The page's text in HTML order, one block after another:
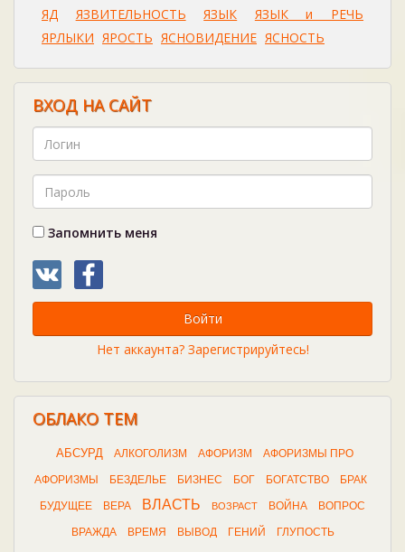
ЯД
ЯЗВИТЕЛЬНОСТЬ ЯЗЫК
ЯЗЫК и РЕЧЬ
ЯРЛЫКИ ЯРОСТЬ ЯСНОВИДЕНИЕ ЯСНОСТЬ
ВХОД НА САЙТ
Запомнить меня
Войти
Нет аккаунта? Зарегистрируйтесь!
ОБЛАКО ТЕМ
АБСУРД АЛКОГОЛИЗМ АФОРИЗМ АФОРИЗМЫ ПРО
АФОРИЗМЫ БЕЗДЕЛЬЕ БИЗНЕС БОГ БОГАТСТВО БРАК
БУДУЩЕЕ ВЕРА ВЛАСТЬ ВОЗРАСТ ВОЙНА ВОПРОС
ВРАЖДА ВРЕМЯ ВЫВОД ГЕНИЙ ГЛУПОСТЬ